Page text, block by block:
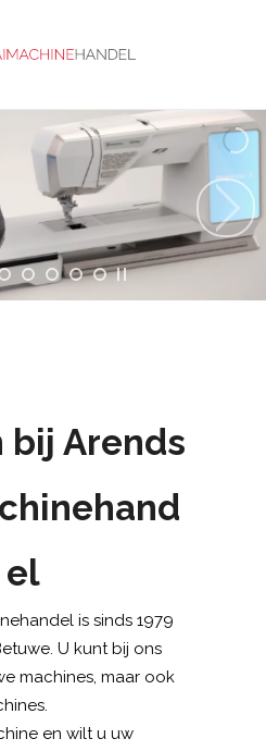
bij Arends
el
is sinds 1979
U kunt bij ons
machines, maar ook
en wilt u uw